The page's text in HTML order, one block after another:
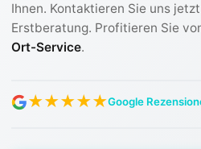
Ihnen. Kontaktieren Sie uns
Erstberatung. Profitieren Sie
Ort-Service.
★★★★★Google